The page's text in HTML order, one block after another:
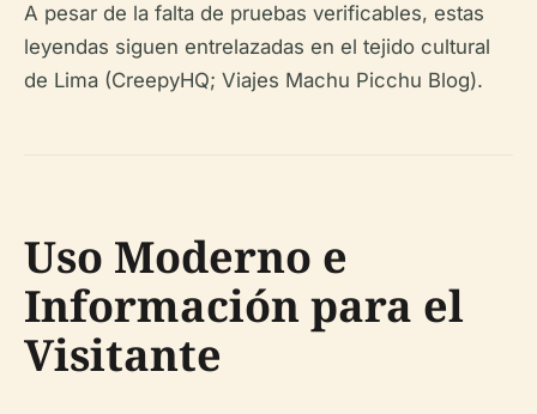
A pesar de la falta de pruebas verificables, estas
leyendas siguen entrelazadas en el tejido cultural
de Lima (CreepyHQ; Viajes Machu Picchu Blog).
Uso Moderno e
Información para el
Visitante